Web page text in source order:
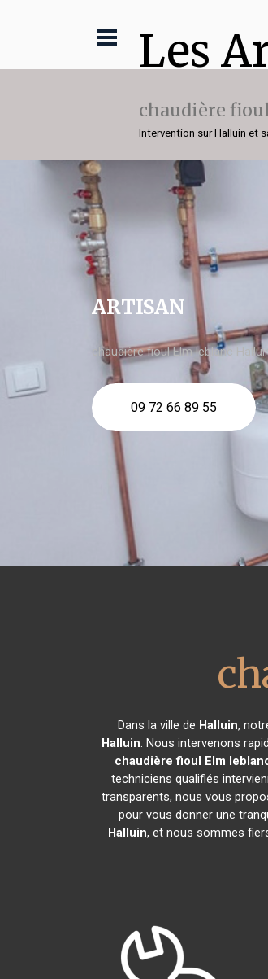
Les
chaudière
Intervention sur Halluin et
ARTISAN
chaudière fioul Elm leblanc
09 72 66 89 55
Dans la ville de Halluin,
Halluin. Nous intervenons
chaudière fioul Elm
techniciens qualifiés
transparents, nous vous
pour vous donner une
Halluin, et nous sommes